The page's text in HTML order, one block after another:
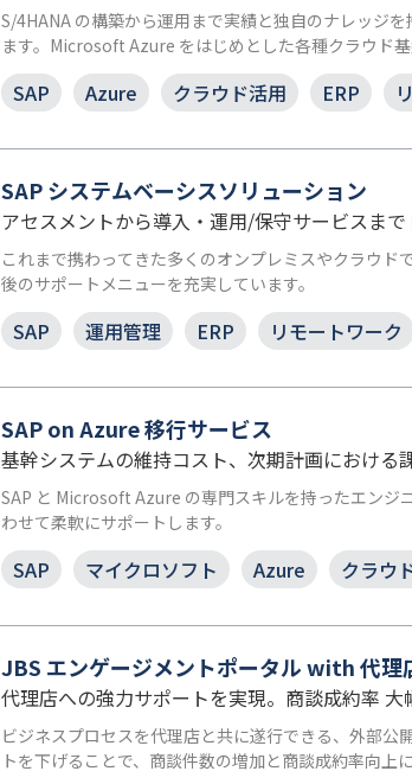
S/4HANA の構築から運用まで実績と独自のナレッジ
ます。Microsoft Azure をはじめとした各種クラウド
SAP Azure クラウド活用 ERP
SAP システムベーシスソリューション
アセスメントから導入・運用/保守サービスまで
これまで携わってきた多くのオンプレミスやクラウ
後のサポートメニューを充実しています。
SAP 運用管理 ERP リモートワーク
SAP on Azure 移行サービス
基幹システムの維持コスト、次期計画における
SAP と Microsoft Azure の専門スキルを持ったエンジ
わせて柔軟にサポートします。
SAP マイクロソフト Azure クラウ
JBS エンゲージメントポータル with 代理
代理店への強力サポートを実現。商談成約率 大
ビジネスプロセスを代理店と共に遂行できる、外部
トを下げることで、商談件数の増加と商談成約率向上に